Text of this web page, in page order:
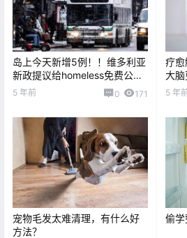
岛上今天新增5例！！维多利亚
新政提议给homeless免费公交
车使用？！
5 年前 0 171
疗愈
大脑
5 年
宠物毛发太难清理，有什么好
方法？
偷学